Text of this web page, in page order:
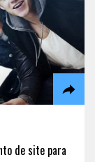
de site para